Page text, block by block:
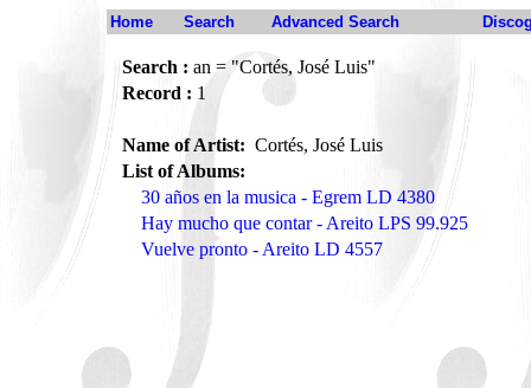
Home Search Advanced Search
Search : an = "Cortés, José Luis"
Record : 1
Name of Artist: Cortés, José Luis
List of Albums:
30 años en la musica - Egrem LD 4380
Hay mucho que contar - Areito LPS 99.925
Vuelve pronto - Areito LD 4557